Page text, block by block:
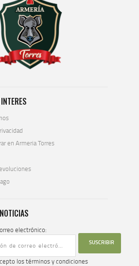
en Armeria Torres
electrónico:
los términos y condiciones